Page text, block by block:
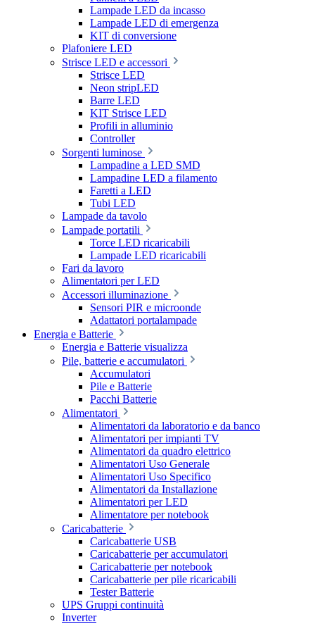
Lampade LED da incasso
Lampade LED di emergenza
KIT di conversione
Plafoniere LED
Strisce LED e accessori
Strisce LED
Neon stripLED
Barre LED
KIT Strisce LED
Profili in alluminio
Controller
Sorgenti luminose
Lampadine a LED SMD
Lampadine LED a filamento
Faretti a LED
Tubi LED
Lampade da tavolo
Lampade portatili
Torce LED ricaricabili
Lampade LED ricaricabili
Fari da lavoro
Alimentatori per LED
Accessori illuminazione
Sensori PIR e microonde
Adattatori portalampade
Energia e Batterie
Energia e Batterie visualizza
Pile, batterie e accumulatori
Accumulatori
Pile e Batterie
Pacchi Batterie
Alimentatori
Alimentatori da laboratorio e da banco
Alimentatori per impianti TV
Alimentatori da quadro elettrico
Alimentatori Uso Generale
Alimentatori Uso Specifico
Alimentatori da Installazione
Alimentatori per LED
Alimentatore per notebook
Caricabatterie
Caricabatterie USB
Caricabatterie per accumulatori
Caricabatterie per notebook
Caricabatterie per pile ricaricabili
Tester Batterie
UPS Gruppi continuità
Inverter